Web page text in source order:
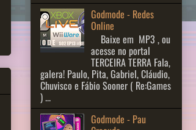
Godmode - Redes
Online
Baixe em MP3 , ou
acesse no portal
TERCEIRA TERRA Fala,
galera! Paulo, Pita, Gabriel, Cláudio,
Chuvisco e Fábio Sooner ( Re:Games
) ...
Godmode - Pau